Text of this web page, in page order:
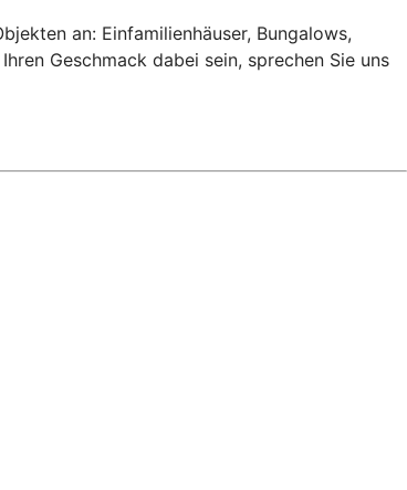
an: Einfamilienhäuser, Bungalows,
Geschmack dabei sein, sprechen Sie uns